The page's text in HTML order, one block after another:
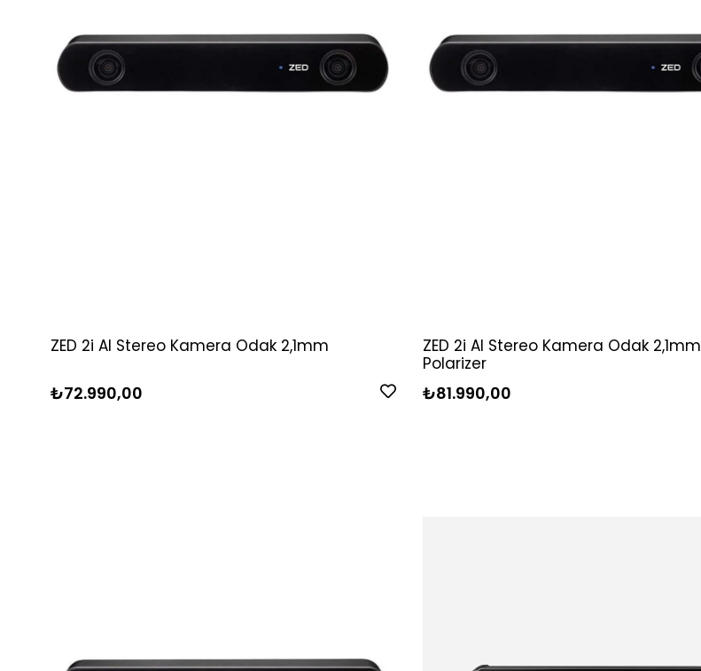
ZED 2i AI Stereo Kamera Odak 2,1mm
₺72.990,00
ZED 2i AI Stereo Kamera Odak 2,1mm
Polarizer
₺81.990,00